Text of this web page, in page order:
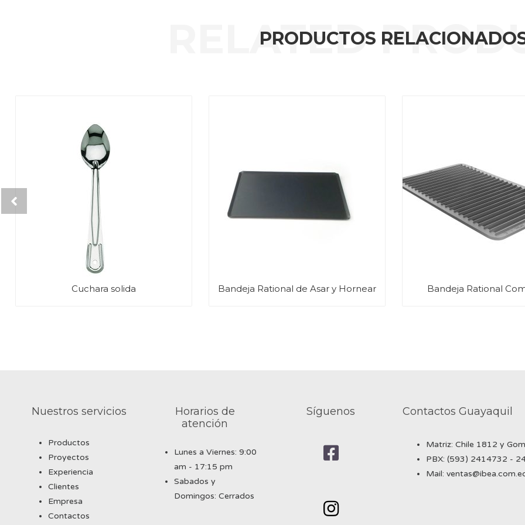
PRODUCTOS
Cuchara solida Bandeja Rational de Asar y Hornear Bandeja Rational
Nuestros servicios
Productos
Proyectos
Experiencia
Clientes
Empresa
Contactos
Horarios de
atención
Lunes a Viernes: 9:00
am - 17:15 pm
Sabados y
Domingos: Cerrados
Síguenos Contactos Guayaquil
Matriz: Chile 1812 y
PBX: (593) 2414732 -
Mail: